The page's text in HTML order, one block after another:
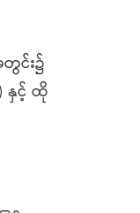
င်း၌
နှင့် ထို